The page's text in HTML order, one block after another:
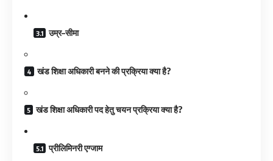
उम्र–सीमा
खंड शिक्षा अधिकारी बनने की प्रक्रिया क्या है?
खंड शिक्षा अधिकारी पद हेतु चयन प्रक्रिया क्या है?
प्रीलिमिनरी एग्जाम